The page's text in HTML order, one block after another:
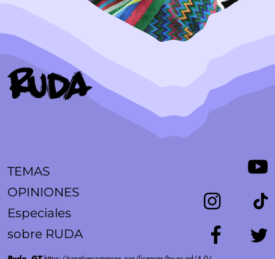
TEMAS
OPINIONES
Especiales
sobre RUDA